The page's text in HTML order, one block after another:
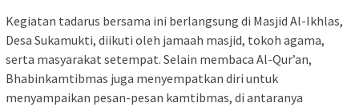
Kegiatan tadarus bersama ini berlangsung di Masjid Al-Ikhlas,
Desa Sukamukti, diikuti oleh jamaah masjid, tokoh agama,
serta masyarakat setempat. Selain membaca Al-Qur’an,
Bhabinkamtibmas juga menyempatkan diri untuk
menyampaikan pesan-pesan kamtibmas, di antaranya